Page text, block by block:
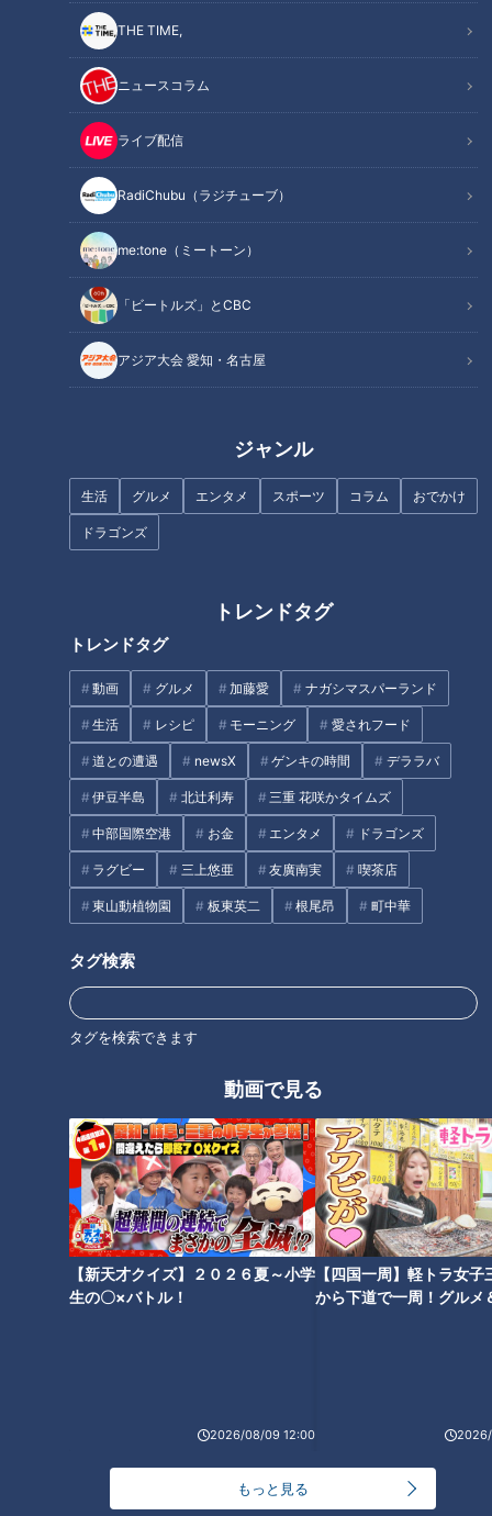
THE TIME,
ニュースコラム
ライブ配信
RadiChubu（ラジチューブ）
me:tone（ミートーン）
「ビートルズ」とCBC
アジア大会 愛知・名古屋
ジャンル
生活 グルメ エンタメ スポーツ コラム おでかけ
ドラゴンズ
トレンドタグ
トレンドタグ
動画 グルメ 加藤愛 ナガシマスパーランド
生活 レシピ モーニング 愛されフード
道との遭遇 newsX ゲンキの時間 デララバ
伊豆半島 北辻利寿 三重 花咲かタイムズ
中部国際空港 お金 エンタメ ドラゴンズ
ラグビー 三上悠亜 友廣南実 喫茶店
東山動植物園 板東英二 根尾昂 町中華
タグ検索
タグを検索できます
動画で見る
【新天才クイズ】２０２６夏～小学
生の〇×バトル！
2026/08/09 12:00
【四国一周】軽トラ女子
から下道で一周！グルメ
もっと見る
この記事を見たあなたへのおすすめ
「日本一狭い車線は何セン
チ？」道マニアがマニアックな
道クイズに挑戦！知られざるプ
ライベート道探索秘話も
愛知「設楽ダム」の建設で新た
に造られる道 2034年開通予定
の「新設楽大橋」とは
日本一狭い！？車線があるのに
車で通れない！幅48cmの狭す
廃キャバレーと廃浴場に特別潜
入！“東海一の歓楽街”と呼ばれ
た「柳ヶ瀬」の歴史を紐解く旅
全国に2カ所しかない高速道路
の廃道 山梨県“中央道”の側道
に残る旧本線とは
エンタメ ミキ 道との遭遇
オススメ関連コンテンツ
「誰からも相手にされない感じ
がいい」昔は川だった？市街地
に眠る“暗渠道”に感じるロマン
側道から見た高速道路が壮大！
高速道路を見下ろすことができ
る絶景スポットも
「初めて見た」という奇跡の瞬
ル！？WEB漫画家やしろあずき